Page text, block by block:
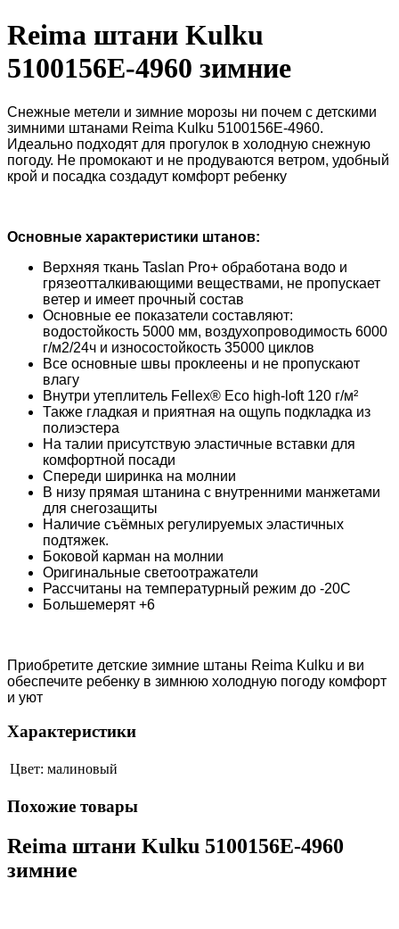
Reima штани Kulku
5100156E-4960 зимние
Снежные метели и зимние морозы ни почем с детскими
зимними штанами Reima Kulku 5100156E-4960.
Идеально подходят для прогулок в холодную снежную
погоду. Не промокают и не продуваются ветром, удобный
крой и посадка создадут комфорт ребенку
Основные характеристики штанов:
Верхняя ткань Taslan Pro+ обработана водо и
грязеотталкивающими веществами, не пропускает
ветер и имеет прочный состав
Основные ее показатели составляют:
водостойкость 5000 мм, воздухопроводимость 6000
г/м2/24ч и износостойкость 35000 циклов
Все основные швы проклеены и не пропускают
влагу
Внутри утеплитель Fellex® Eco high-loft 120 г/м²
Также гладкая и приятная на ощупь подкладка из
полиэстера
На талии присутствую эластичные вставки для
комфортной посади
Спереди ширинка на молнии
В низу прямая штанина с внутренними манжетами
для снегозащиты
Наличие съёмных регулируемых эластичных
подтяжек.
Боковой карман на молнии
Оригинальные светоотражатели
Рассчитаны на температурный режим до -20С
Большемерят +6
Приобретите детские зимние штаны Reima Kulku и ви
обеспечите ребенку в зимнюю холодную погоду комфорт
и уют
Характеристики
Цвет: малиновый
Похожие товары
Reima штани Kulku 5100156E-4960
зимние